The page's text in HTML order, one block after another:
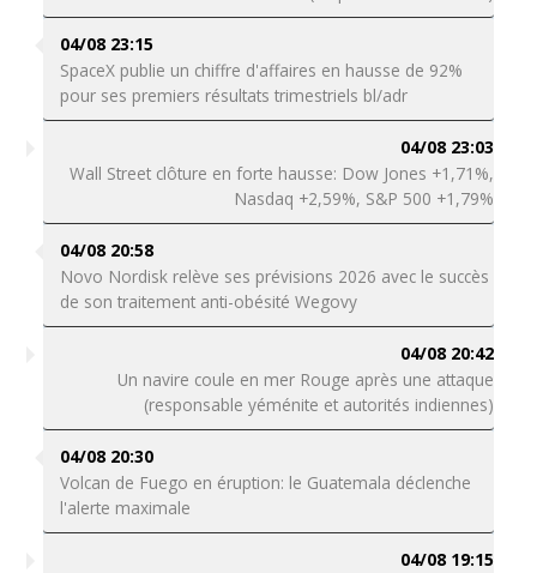
04/08 23:15
SpaceX publie un chiffre d'affaires en hausse de 92%
pour ses premiers résultats trimestriels bl/adr
04/08 23:03
Wall Street clôture en forte hausse: Dow Jones +1,71%,
Nasdaq +2,59%, S&P 500 +1,79%
04/08 20:58
Novo Nordisk relève ses prévisions 2026 avec le succès
de son traitement anti-obésité Wegovy
04/08 20:42
Un navire coule en mer Rouge après une attaque
(responsable yéménite et autorités indiennes)
04/08 20:30
Volcan de Fuego en éruption: le Guatemala déclenche
l'alerte maximale
04/08 19:15